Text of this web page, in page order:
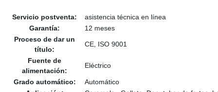
Servicio postventa:
asistencia técnica en línea
Garantía:
12 meses
Proceso de dar un
título:
CE, ISO 9001
Fuente de
alimentación:
Eléctrico
Grado automático:
Automático